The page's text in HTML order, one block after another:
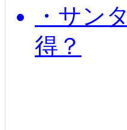
・サン
得？